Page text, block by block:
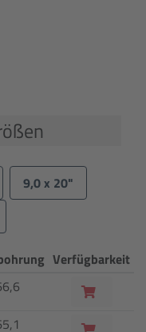
9,0 x 20"
Verfügbarkeit